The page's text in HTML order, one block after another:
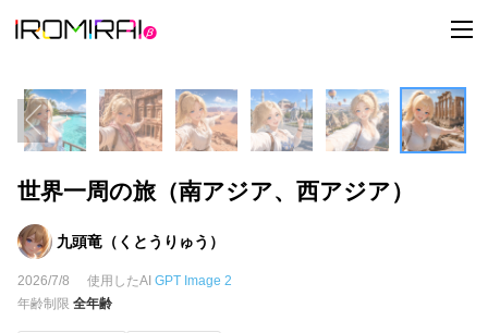
t
o
l
e
n
a
v
世界一周の旅（南アジア、西アジア）
九頭竜（くとうりゅう）
2026/7/8 使用したAI GPT Image 2
年齢制限 全年齢